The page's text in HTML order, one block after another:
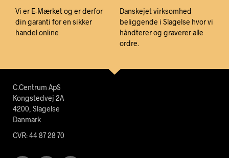
Vi er E-Mærket og er derfor
din garanti for en sikker
handel online
Danskejet virksomhed
beliggende i Slagelse hvor vi
håndterer og graverer alle
ordre.
C.Centrum ApS
Kongstedvej 2A
4200, Slagelse
Danmark
CVR: 44 87 28 70